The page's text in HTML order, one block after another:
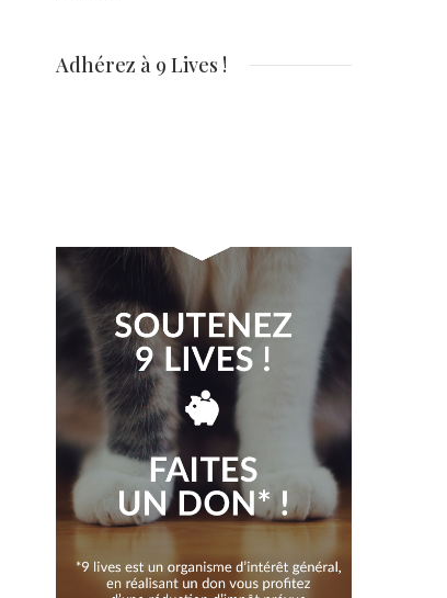
Adhérez à 9 Lives !